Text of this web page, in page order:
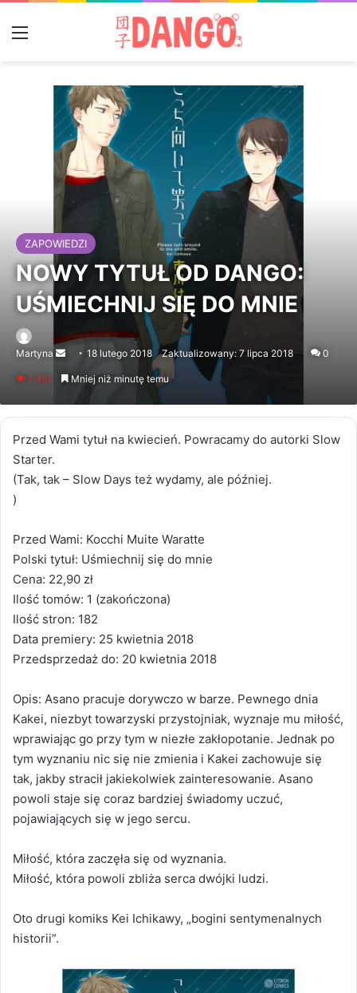
ZAPOWIEDZI
NOWY TYTUŁ OD DANGO:
UŚMIECHNIJ SIĘ DO MNIE
Martyna
Send
an
18 lutego 2018 Zaktualizowany: 7 lipca 2018 0
1 351 Mniej niż minutę temu
Przed Wami tytuł na kwiecień. Powracamy do autorki Slow
Starter.
(Tak, tak – Slow Days też wydamy, ale później.
)
Przed Wami: Kocchi Muite Waratte
Polski tytuł: Uśmiechnij się do mnie
Cena: 22,90 zł
Ilość tomów: 1 (zakończona)
Ilość stron: 182
Data premiery: 25 kwietnia 2018
Przedsprzedaż do: 20 kwietnia 2018
Opis: Asano pracuje dorywczo w barze. Pewnego dnia
Kakei, niezbyt towarzyski przystojniak, wyznaje mu miłość,
wprawiając go przy tym w niezłe zakłopotanie. Jednak po
tym wyznaniu nic się nie zmienia i Kakei zachowuje się
tak, jakby stracił jakiekolwiek zainteresowanie. Asano
powoli staje się coraz bardziej świadomy uczuć,
pojawiających się w jego sercu.
Miłość, która zaczęła się od wyznania.
Miłość, która powoli zbliża serca dwójki ludzi.
Oto drugi komiks Kei Ichikawy, „bogini sentymenalnych
historii”.